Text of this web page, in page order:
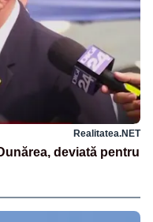
Realitatea.NET
deviată pentru